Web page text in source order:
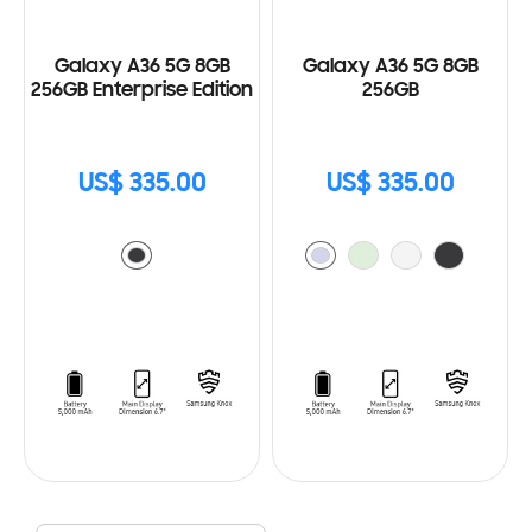
Galaxy A36 5G 8GB
256GB Enterprise Edition
US$ 335.00
Galaxy A36 5G 8GB
256GB
US$ 335.00